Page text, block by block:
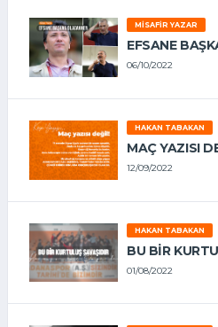
MISAFIR YAZAR
EFSANE
06/10/2022
HAKAN TABAKAN
MAÇ YAZISI
12/09/2022
HAKAN TABAKAN
BU BİR
01/08/2022